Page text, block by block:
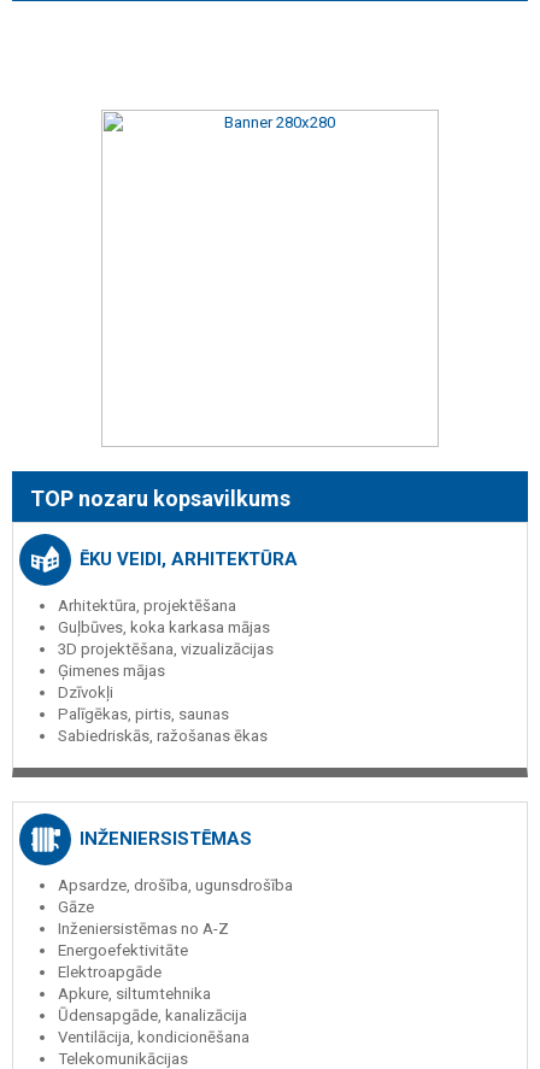
TOP nozaru kopsavilkums
ĒKU VEIDI, ARHITEKTŪRA
Arhitektūra, projektēšana
Guļbūves, koka karkasa mājas
3D projektēšana, vizualizācijas
Ģimenes mājas
Dzīvokļi
Palīgēkas, pirtis, saunas
Sabiedriskās, ražošanas ēkas
INŽENIERSISTĒMAS
Apsardze, drošība, ugunsdrošība
Gāze
Inženiersistēmas no A-Z
Energoefektivitāte
Elektroapgāde
Apkure, siltumtehnika
Ūdensapgāde, kanalizācija
Ventilācija, kondicionēšana
Telekomunikācijas